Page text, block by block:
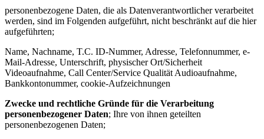
personenbezogene Daten, die als Datenverantwortlicher verarbeitet
werden, sind im Folgenden aufgeführt, nicht beschränkt auf die hier
aufgeführten;
Name, Nachname, T.C. ID-Nummer, Adresse, Telefonnummer, e-
Mail-Adresse, Unterschrift, physischer Ort/Sicherheit
Videoaufnahme, Call Center/Service Qualität Audioaufnahme,
Bankkontonummer, cookie-Aufzeichnungen
Zwecke und rechtliche Gründe für die Verarbeitung
personenbezogener Daten; Ihre von ihnen geteilten
personenbezogenen Daten;